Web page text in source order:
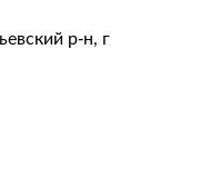
р-н, г